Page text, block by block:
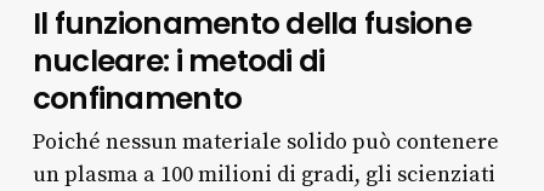
Il funzionamento della fusione
nucleare: i metodi di
confinamento
Poiché nessun materiale solido può contenere
un plasma a 100 milioni di gradi, gli scienziati